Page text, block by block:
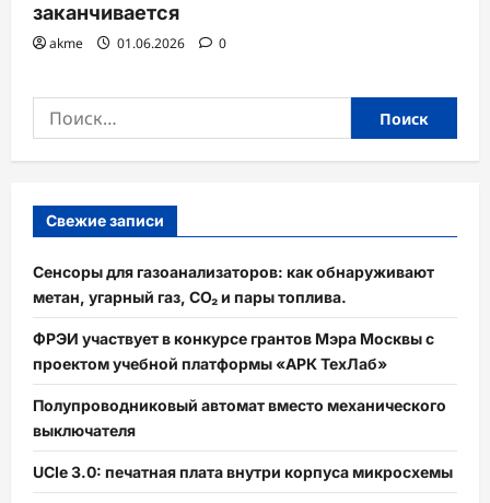
заканчивается
akme 01.06.2026 0
Найти:
Свежие записи
Сенсоры для газоанализаторов: как обнаруживают
метан, угарный газ, CO₂ и пары топлива.
ФРЭИ участвует в конкурсе грантов Мэра Москвы с
проектом учебной платформы «АРК ТехЛаб»
Полупроводниковый автомат вместо механического
выключателя
UCIe 3.0: печатная плата внутри корпуса микросхемы